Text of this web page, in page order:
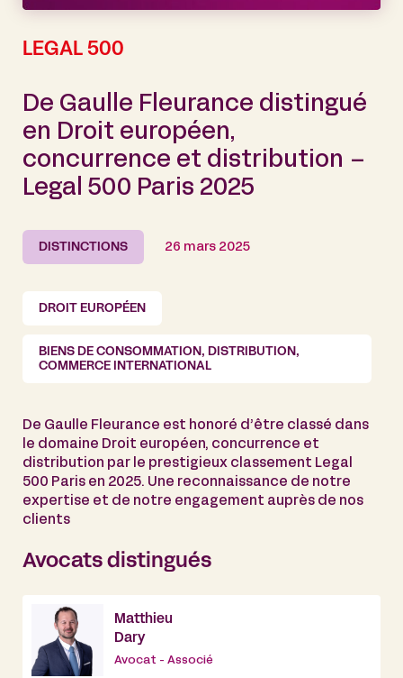
LEGAL 500
De Gaulle Fleurance distingué
en Droit européen,
concurrence et distribution –
Legal 500 Paris 2025
DISTINCTIONS 26 mars 2025
DROIT EUROPÉEN
BIENS DE CONSOMMATION, DISTRIBUTION,
COMMERCE INTERNATIONAL
De Gaulle Fleurance est honoré d’être classé dans
le domaine Droit européen, concurrence et
distribution par le prestigieux classement Legal
500 Paris en 2025. Une reconnaissance de notre
expertise et de notre engagement auprès de nos
clients
Avocats distingués
Matthieu
Dary
Avocat - Associé